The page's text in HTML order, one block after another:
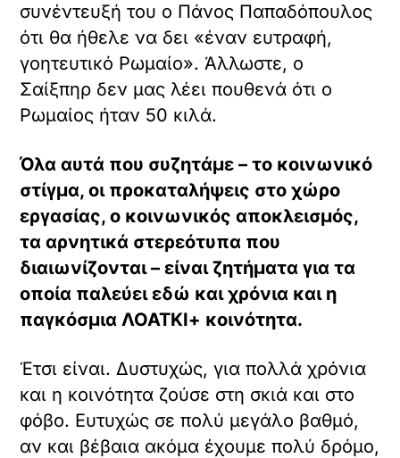
συνέντευξή του ο Πάνος Παπαδόπουλος
ότι θα ήθελε να δει «έναν ευτραφή,
γοητευτικό Ρωμαίο». Άλλωστε, ο
Σαίξπηρ δεν μας λέει πουθενά ότι ο
Ρωμαίος ήταν 50 κιλά.
Όλα αυτά που συζητάμε – το κοινωνικό
στίγμα, οι προκαταλήψεις στο χώρο
εργασίας, ο κοινωνικός αποκλεισμός,
τα αρνητικά στερεότυπα που
διαιωνίζονται – είναι ζητήματα για τα
οποία παλεύει εδώ και χρόνια και η
παγκόσμια ΛΟΑΤΚΙ+ κοινότητα.
Έτσι είναι. Δυστυχώς, για πολλά χρόνια
και η κοινότητα ζούσε στη σκιά και στο
φόβο. Ευτυχώς σε πολύ μεγάλο βαθμό,
αν και βέβαια ακόμα έχουμε πολύ δρόμο,